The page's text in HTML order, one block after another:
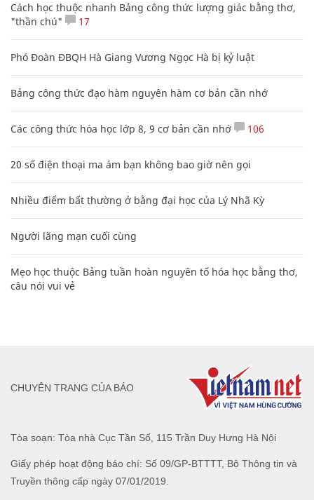
Cách học thuộc nhanh Bảng công thức lượng giác bằng thơ,
"thần chú"
17
Phó Đoàn ĐBQH Hà Giang Vương Ngọc Hà bị kỷ luật
Bảng công thức đạo hàm nguyên hàm cơ bản cần nhớ
Các công thức hóa học lớp 8, 9 cơ bản cần nhớ 106
20 số điện thoại ma ám bạn không bao giờ nên gọi
Nhiều điểm bất thường ở bằng đại học của Lý Nhã Kỳ
Người lãng mạn cuối cùng
Mẹo học thuộc Bảng tuần hoàn nguyên tố hóa học bằng thơ,
câu nói vui vẻ
Tòa soạn: Tòa nhà Cục Tần Số, 115 Trần Duy Hưng Hà Nội
Giấy phép hoạt động báo chí: Số 09/GP-BTTTT, Bộ Thông tin và
Truyền thông cấp ngày 07/01/2019.
CHUYÊN TRANG CỦA BÁO